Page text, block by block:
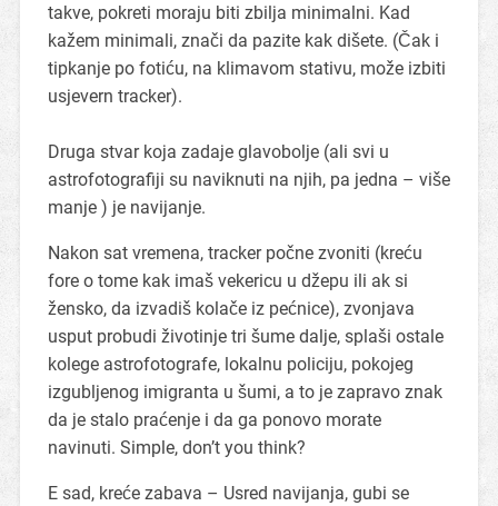
takve, pokreti moraju biti zbilja minimalni. Kad
kažem minimali, znači da pazite kak dišete. (Čak i
tipkanje po fotiću, na klimavom stativu, može izbiti
usjevern tracker).
Druga stvar koja zadaje glavobolje (ali svi u
astrofotografiji su naviknuti na njih, pa jedna – više
manje ) je navijanje.
Nakon sat vremena, tracker počne zvoniti (kreću
fore o tome kak imaš vekericu u džepu ili ak si
žensko, da izvadiš kolače iz pećnice), zvonjava
usput probudi životinje tri šume dalje, splaši ostale
kolege astrofotografe, lokalnu policiju, pokojeg
izgubljenog imigranta u šumi, a to je zapravo znak
da je stalo praćenje i da ga ponovo morate
navinuti. Simple, don’t you think?
E sad, kreće zabava – Usred navijanja, gubi se